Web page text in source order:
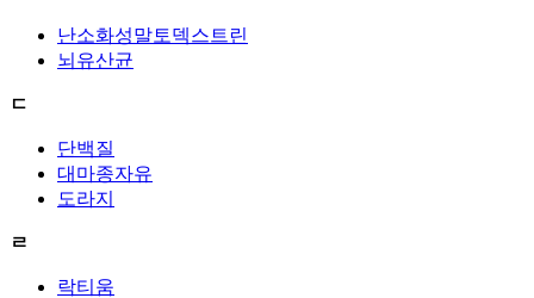
난소화성말토덱스트린
뇌유산균
ㄷ
단백질
대마종자유
도라지
ㄹ
락티움